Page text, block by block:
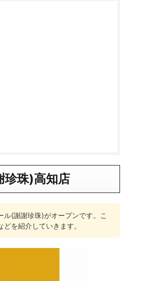
珍珠)高知店
ル(謝謝珍珠)がオープンです。こ
を紹介していきます。